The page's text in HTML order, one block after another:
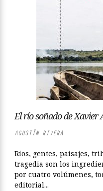
El río soñado de Xavier
AGUSTÍN RIVERA
Ríos, gentes, paisajes,
tragedia son los
por cuatro volúmenes,
editorial...